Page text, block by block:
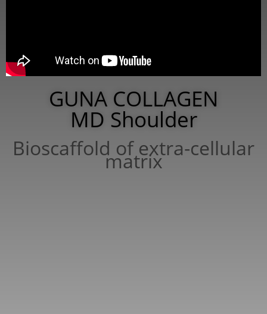
GUNA COLLAGEN
MD Shoulder
Bioscaffold of extra-cellular
matrix